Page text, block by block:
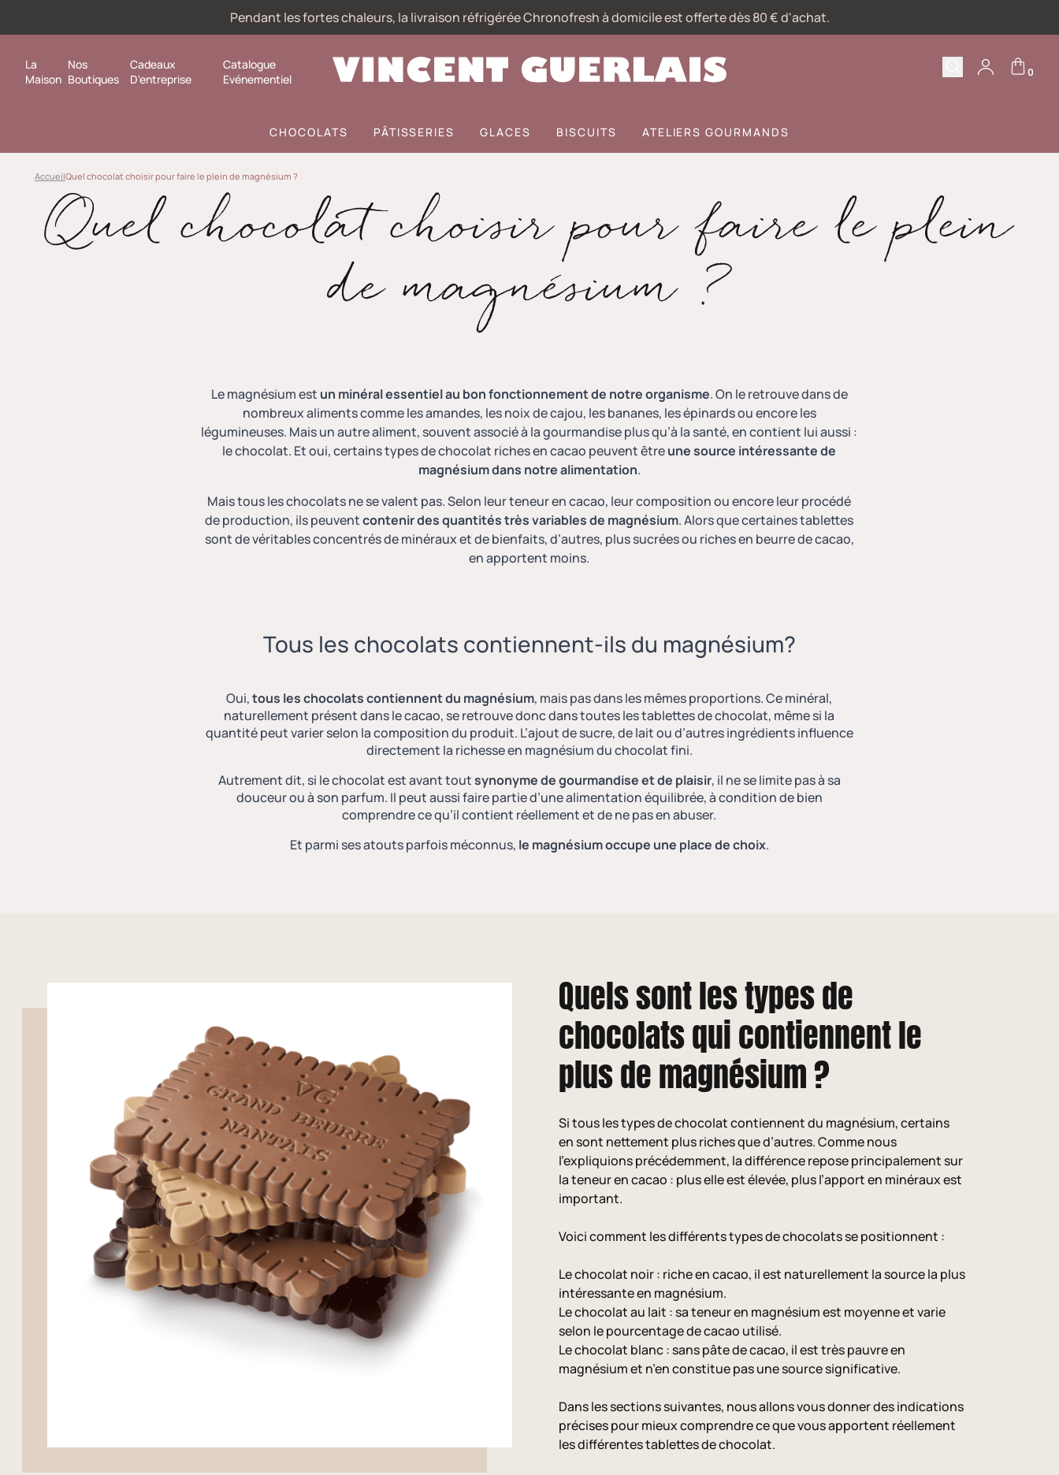
Pendant les fortes chaleurs, la livraison réfrigérée Chronofresh à domicile est offerte dès 80 € d'achat.
0
CHOCOLATS PÂTISSERIES GLACES BISCUITS ATELIERS GOURMANDS
La
Maison
Nos
Boutiques
Cadeaux
D'entreprise
Catalogue
Evénementiel
AccueilQuel chocolat choisir pour faire le plein de magnésium ?
Quel chocolat choisir pour faire le plein
de magnésium ?
Le magnésium est un minéral essentiel au bon fonctionnement de notre organisme. On le retrouve dans de
nombreux aliments comme les amandes, les noix de cajou, les bananes, les épinards ou encore les
légumineuses. Mais un autre aliment, souvent associé à la gourmandise plus qu’à la santé, en contient lui aussi :
le chocolat. Et oui, certains types de chocolat riches en cacao peuvent êtreune source intéressante de
magnésium dans notre alimentation.
Maistous les chocolatsne se valent pas. Selon leur teneur en cacao, leur composition ou encore leur procédé
de production, ils peuventcontenir des quantités très variables de magnésium. Alors que certaines tablettes
sont de véritablesconcentrés de minéraux et de bienfaits, d’autres, plus sucrées ou riches en beurre de cacao,
en apportent moins.
Tous les chocolats contiennent-ils du magnésium?
Oui,tous les chocolats contiennent du magnésium, mais pas dans les mêmes proportions. Ce minéral,
naturellement présent dans le cacao, se retrouve donc danstoutes les tablettes de chocolat, même si la
quantité peut varier selon la composition du produit. L’ajout de sucre, de lait ou d’autres ingrédients influence
directement la richesse en magnésium du chocolat fini.
Autrement dit, si le chocolat est avant toutsynonyme de gourmandise et de plaisir, il ne se limite pas à sa
douceur ou à son parfum. Il peut aussi faire partie d’une alimentation équilibrée, à condition de bien
comprendre ce qu’il contient réellement et de ne pas en abuser.
Et parmi ses atouts parfois méconnus, le magnésium occupe une place de choix.
Quels sont les types de
chocolats qui contiennent le
plus de magnésium ?
Si tous les types de chocolat contiennent du magnésium, certains
en sont nettement plus riches que d’autres. Comme nous
l’expliquions précédemment, la différence repose principalement sur
la teneur en cacao : plus elle est élevée, plus l’apport en minéraux est
important.
Voici comment les différents types de chocolats se positionnent :
Le chocolat noir : riche en cacao, il est naturellement la source la plus
intéressante en magnésium.
Le chocolat au lait : sa teneur en magnésium est moyenne et varie
selon le pourcentage de cacao utilisé.
Le chocolat blanc : sans pâte de cacao, il est très pauvre en
magnésium et n’en constitue pas une source significative.
Dans les sections suivantes, nous allons vous donner des indications
précises pour mieux comprendre ce que vous apportent réellement
les différentes tablettes de chocolat.